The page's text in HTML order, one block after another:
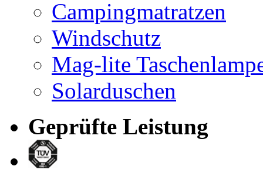
Campingmatratzen
Windschutz
Mag-lite
Solarduschen
Geprüfte Leistung